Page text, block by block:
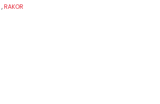
,RAKOR